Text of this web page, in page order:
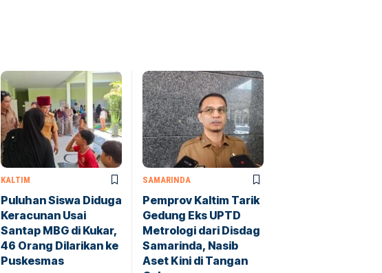
KALTIM
Puluhan Siswa Diduga
Keracunan Usai
Santap MBG di Kukar,
46 Orang Dilarikan ke
Puskesmas
SAMARINDA
Pemprov Kaltim Tarik
Gedung Eks UPTD
Metrologi dari Disdag
Samarinda, Nasib
Aset Kini di Tangan